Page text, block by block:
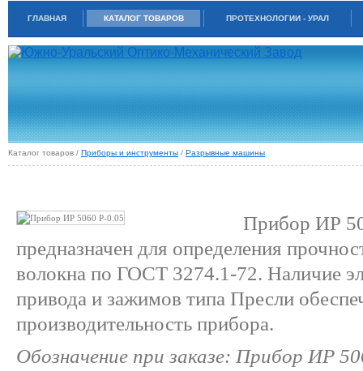
ГЛАВНАЯ КАТАЛОГ ТОВАРОВ ПРОТЕХНОЛОГИИ - УРАЛ
Каталог товаров / Приборы и инструменты / Разрывные машины
Прибор ИР
предназначен для определения
волокна по ГОСТ 3274.1-72. Наличие
привода и зажимов типа Пресли
производительность прибора.
Обозначение при заказе: Прибор ИР